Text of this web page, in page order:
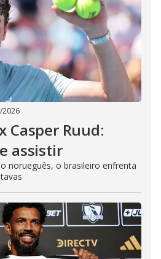
2026
Casper Ruud:
assistir
norueguês, o brasileiro enfrenta